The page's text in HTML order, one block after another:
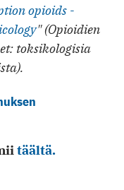
opioids -
" (Opioidien
toksikologisia
täältä.